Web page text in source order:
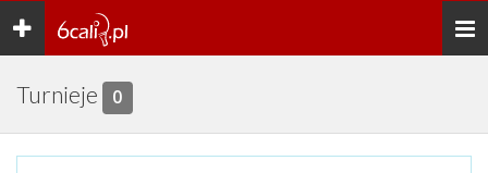
Toggle
navigation
Turnieje 0